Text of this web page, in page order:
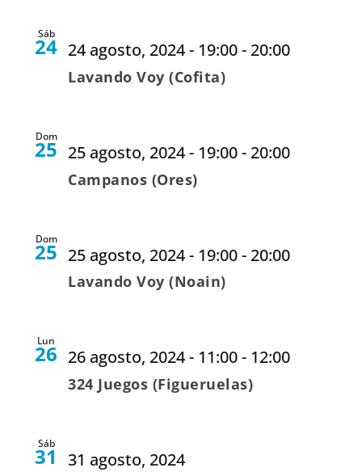
Sáb
24 24 agosto, 2024 - 19:00- 20:00
Lavando Voy (Cofita)
Dom
25 25 agosto, 2024 - 19:00- 20:00
Campanos (Ores)
Dom
25 25 agosto, 2024 - 19:00- 20:00
Lavando Voy (Noain)
Lun
26 26 agosto, 2024 - 11:00- 12:00
324 Juegos (Figueruelas)
Sáb
31 31 agosto, 2024